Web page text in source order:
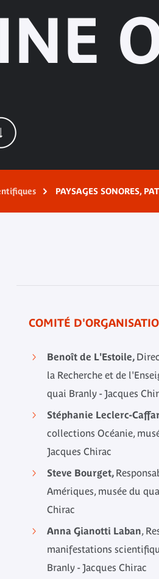
PAYSAGES SONORES,
COMITÉ
Benoît de L'Estoile,
la Recherche et de
quai Branly - Jacques
Stéphanie Leclerc-
collections Océanie,
Jacques Chirac
Steve Bourget,
Amériques, musée du
Chirac
Anna Gianotti Laban,
manifestations
Branly - Jacques Chirac